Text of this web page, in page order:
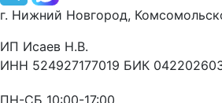
г. Нижний Новгород,
ИП Исаев Н.В.
ИНН 524927177019 БИК